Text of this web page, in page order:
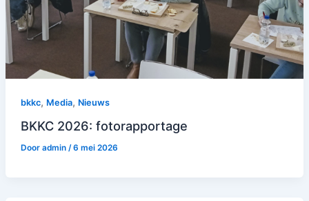
bkkc, Media, Nieuws
BKKC 2026: fotorapportage
Door admin /6 mei 2026